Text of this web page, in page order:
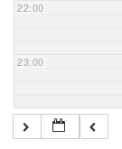
22:00
23:00